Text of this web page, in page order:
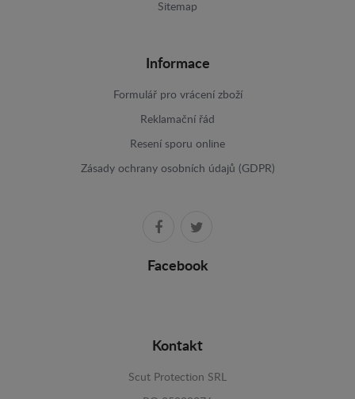
Sitemap
Informace
Formulář pro vrácení zboží
Reklamační řád
Resení sporu online
Zásady ochrany osobních údajů (GDPR)
Facebook
Kontakt
Scut Protection SRL